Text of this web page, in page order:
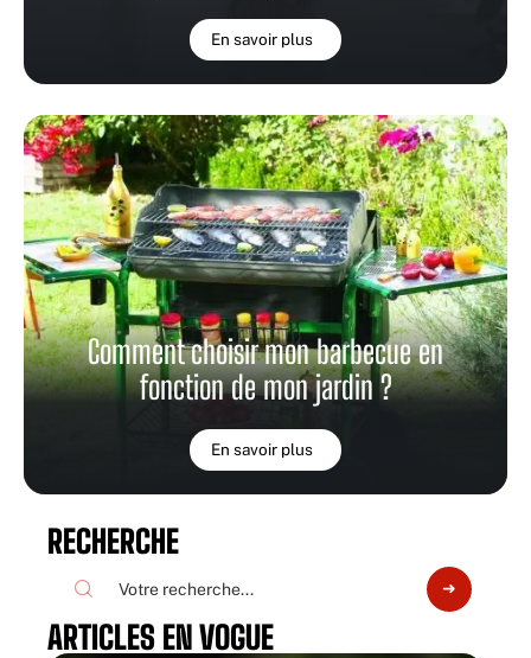
En savoir plus
Comment choisir mon barbecue en
fonction de mon jardin ?
En savoir plus
RECHERCHE
ARTICLES EN VOGUE